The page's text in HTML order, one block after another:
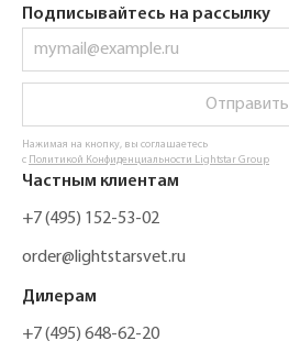
Подписывайтесь на рассылку
Отправить
Нажимая на кнопку, вы соглашаетесь
с Политикой Конфиденциальности Lightstar Group
Частным клиентам
+7 (495) 152-53-02
order@lightstarsvet.ru
Дилерам
+7 (495) 648-62-20